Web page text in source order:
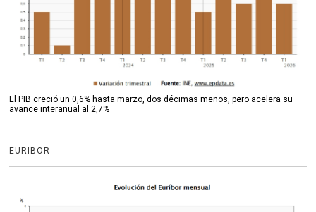
El PIB creció un 0,6% hasta marzo, dos décimas menos, pero acelera su
avance interanual al 2,7%
EURIBOR